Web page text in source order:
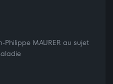
MAURER au sujet